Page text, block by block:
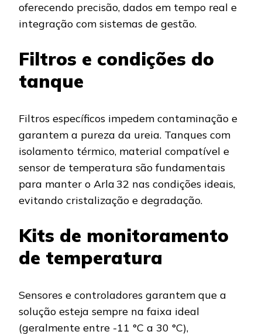
oferecendo precisão, dados em tempo real e
integração com sistemas de gestão.
Filtros e condições do
tanque
Filtros específicos impedem contaminação e
garantem a pureza da ureia. Tanques com
isolamento térmico, material compatível e
sensor de temperatura são fundamentais
para manter o Arla 32 nas condições ideais,
evitando cristalização e degradação.
Kits de monitoramento
de temperatura
Sensores e controladores garantem que a
solução esteja sempre na faixa ideal
(geralmente entre -11 °C a 30 °C),